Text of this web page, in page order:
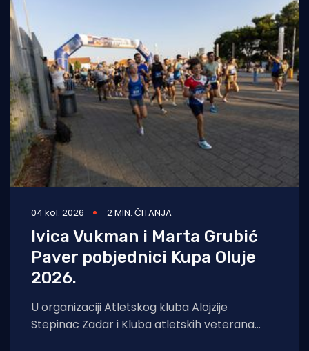
04 kol. 2026 2 MIN. ČITANJA
Ivica Vukman i Marta Grubić
Paver pobjednici Kupa Oluje
2026.
U organizaciji Atletskog kluba Alojzije
Stepinac Zadar i Kluba atletskih veterana